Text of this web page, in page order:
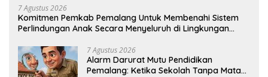
7 Agustus 2026
Komitmen Pemkab Pemalang Untuk Membenahi Sistem
Perlindungan Anak Secara Menyeluruh di Lingkungan
7 Agustus 2026
Alarm Darurat Mutu Pendidikan
Pemalang: Ketika Sekolah Tanpa Mata